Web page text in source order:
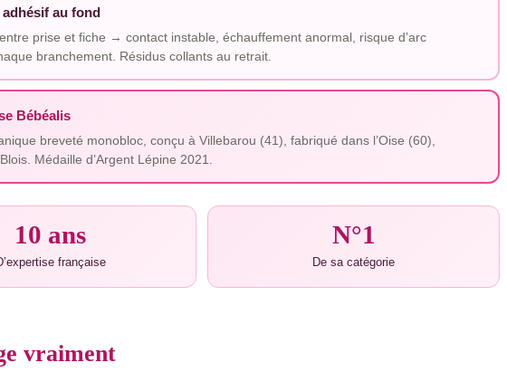
adhésif au fond
prise et fiche → contact instable, échauffement anormal, risque d’arc
branchement. Résidus collants au retrait.
Bébéalis
breveté monobloc, conçu à Villebarou (41), fabriqué dans l’Oise (60),
Médaille d’Argent Lépine 2021.
10 ans
française
N°1
De sa catégorie
vraiment